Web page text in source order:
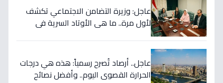
عاجل: وزيرة التضامن الاجتماعي تكشف
لأول مرة.. ما هي الأوتاد السرية في
عاجل.. أرصاد تُصرح رسمياً: هذه هي درجات
الحرارة القصوى اليوم.. وأفضل نصائح